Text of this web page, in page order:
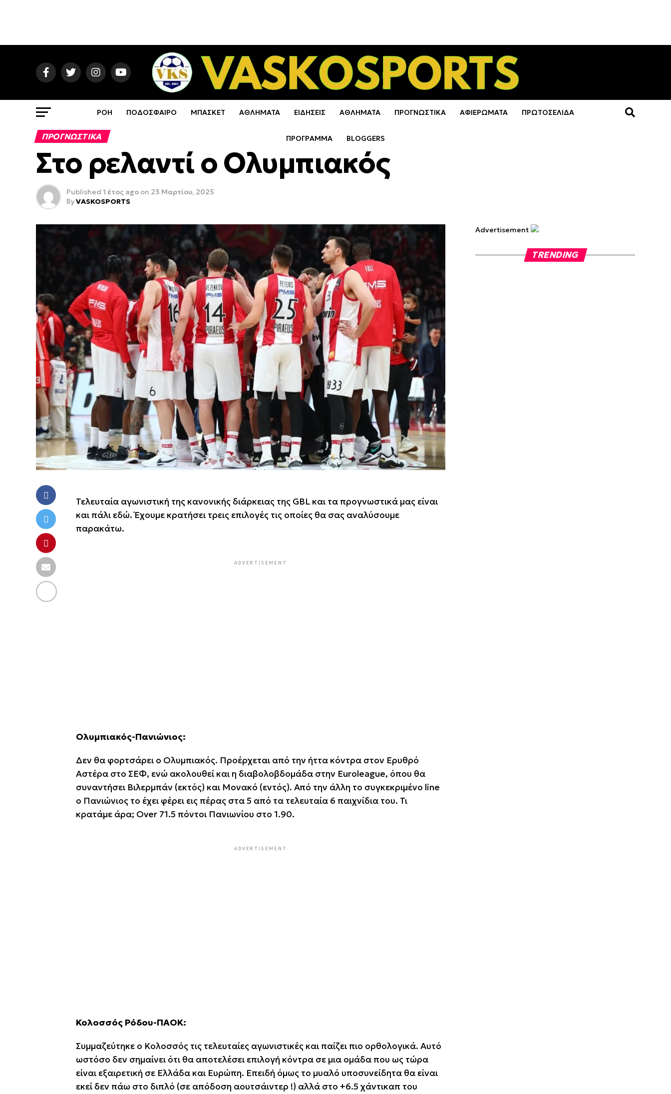
ΡΟΗ ΠΟΔΟΣΦΑΙΡΟ ΜΠΑΣΚΕΤ ΑΘΛΗΜΑΤΑ ΕΙΔΗΣΕΙΣ ΑΘΛΗΜΑΤΑ ΠΡΟΓΝΩΣΤΙΚΑ ΑΦΙΕΡΩΜΑΤΑ ΠΡΩΤΟΣΕΛΙΔΑ
ΠΡΟΓΡΑΜΜΑ BLOGGERS
ΠΡΟΓΝΩΣΤΙΚΑ
Στο ρελαντί ο Ολυμπιακός
Published 1 έτος ago on 23 Μαρτίου, 2025
ByVASKOSPORTS
Τελευταία αγωνιστική της κανονικής διάρκειας της GBL και τα προγνωστικά μας είναι
και πάλι εδώ. Έχουμε κρατήσει τρεις επιλογές τις οποίες θα σας αναλύσουμε
παρακάτω.
ADVERTISEMENT
Ολυμπιακός-Πανιώνιος:
Δεν θα φορτσάρει ο Ολυμπιακός. Προέρχεται από την ήττα κόντρα στον Ερυθρό
Αστέρα στο ΣΕΦ, ενώ ακολουθεί και η διαβολοβδομάδα στην Euroleague, όπου θα
συναντήσει Βιλερμπάν (εκτός) και Μονακό (εντός). Από την άλλη το συγκεκριμένο line
o Πανιώνιος το έχει φέρει εις πέρας στα 5 από τα τελευταία 6 παιχνίδια του. Τι
κρατάμε άρα; Over 71.5 πόντοι Πανιωνίου στο 1.90.
ADVERTISEMENT
Κολοσσός Ρόδου-ΠΑΟΚ:
Συμμαζεύτηκε ο Κολοσσός τις τελευταίες αγωνιστικές και παίζει πιο ορθολογικά. Αυτό
ωστόσο δεν σημαίνει ότι θα αποτελέσει επιλογή κόντρα σε μια ομάδα που ως τώρα
είναι εξαιρετική σε Ελλάδα και Ευρώπη. Επειδή όμως το μυαλό υποσυνείδητα θα είναι
εκεί δεν πάω στο διπλό (σε απόδοση αουτσάιντερ !) αλλά στο +6.5 χάντικαπ του
Advertisement
TRENDING